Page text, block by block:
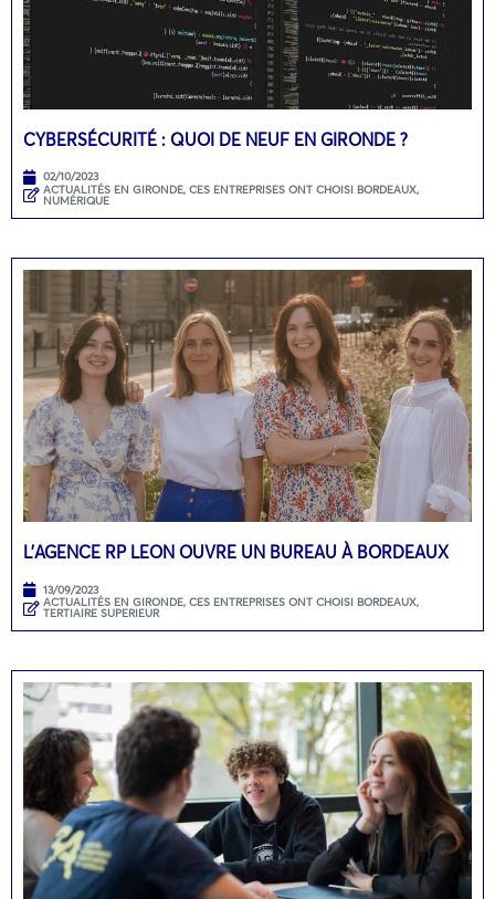
CYBERSÉCURITÉ : QUOI DE NEUF EN GIRONDE ?
02/10/2023
ACTUALITÉS EN GIRONDE, CES ENTREPRISES ONT CHOISI BORDEAUX,
NUMÉRIQUE
L’AGENCE RP LEON OUVRE UN BUREAU À BORDEAUX
13/09/2023
ACTUALITÉS EN GIRONDE, CES ENTREPRISES ONT CHOISI BORDEAUX,
TERTIAIRE SUPERIEUR